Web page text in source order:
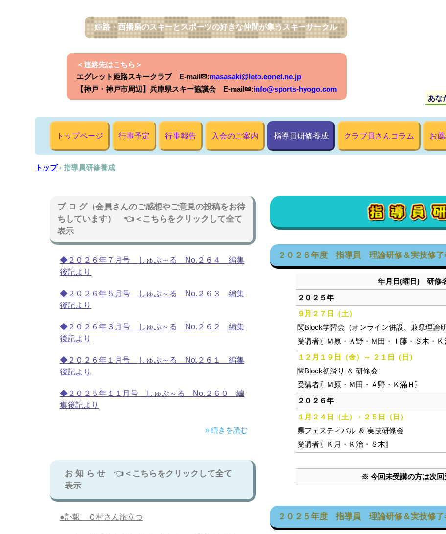
姫路・西播磨のスキーとスポーツの好きな仲間が集うスキーサークル
＜連絡先はこちら＞
エグレット姫路スキークラブ E-mail✉:masasaki@leto.eonet.ne.jp
【神戸・神戸市周辺】兵庫県スキー協議会 E-mail✉:info@sports-hyogo.com
あ
トップページ 行事予定 行事報告 入会のご案内 指導員研修養成 クラブ員さんコラム お
トップ › 指導員研修養成
２０２６年度 指導員 理論研修＆実技修了
年月日(曜日) 研修
２０２５年
９月２７日（土）
関Block学習会（オンライン併設、兼県理論研
受講者〖Ｍ原・Ａ野・Ｍ田・Ｉ藤・Ｓ木・Ｋ
１２月１９日（金）～ ２１日（日）
関Block初滑り ＆ 研修会
受講者〖Ｍ原・Ｍ田・Ａ野・Ｋ滿Ｈ〗
２０２６年
１月２４日（土）・２５日（日）
県フェスティバル ＆ 実技研修会
受講者〖Ｋ月・Ｋ治・Ｓ木〗
※ 今回未受講の方は次回
２０２５年度 指導員 理論研修＆実技修了
ブ ロ グ（会員さんのご感想やご意見の投稿をお待
ちしています） 👈＜こちらをクリックして全て
表示
◆２０２６年７月号 しゅぷ～る No.２６４ 編集
後記より
◆２０２６年５月号 しゅぷ～る No.２６３ 編集
後記より
◆２０２６年３月号 しゅぷ～る No.２６２ 編集
後記より
◆２０２６年１月号 しゅぷ～る No.２６１ 編集
後記より
◆２０２５年１１月号 しゅぷ～る No.２６０ 編
集後記より
» 続きを読む
お 知 ら せ 👈＜こちらをクリックして全て
表示
●訃報 Ｏ村さん旅立つ